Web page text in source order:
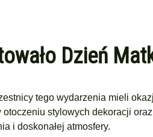
Dzień
tego wydarzenia mieli
otoczeniu stylowych dekoracji
i doskonałej atmosfery.